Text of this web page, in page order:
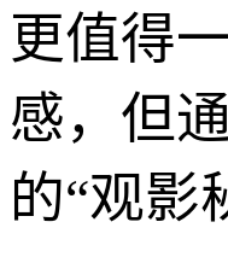
更值得
感，但
的“观影